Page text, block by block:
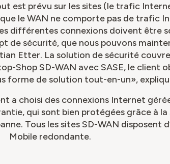
est prévu sur les sites (le trafic
le WAN ne comporte pas de trafic
différentes connexions doivent être
de sécurité, que nous pouvons
Etter. La solution de sécurité couvre
Shop SD-WAN avec SASE, le client
forme de solution tout-en-un»,
a choisi des connexions Internet
qui sont bien protégées grâce à
Tous les sites SD-WAN disposent
Mobile redondante.